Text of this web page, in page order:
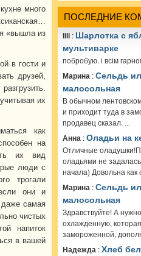
много
«вышла из
в гости и
друзей,
их
как
на
их вид
люди с
трогали
они и
даже самая
чистых
напиток
в вашей
ПОСЛЕДНИЕ
lili : Шарлотка с
мультиварке
побробую. і всім
Марина :Сельдь
малосольная
В обычном
и приходит туда в
продавец сказал. ...
Анна :Оладьи на
Отличные
оладьями не
начала) Довольна как
Марина :Сельдь
малосольная
Здравствуйте! А
охлажденную,
замороженной,
Надежда :Хлеб